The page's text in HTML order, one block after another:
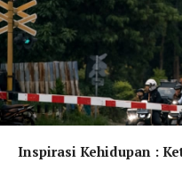
Inspirasi Kehidupan :